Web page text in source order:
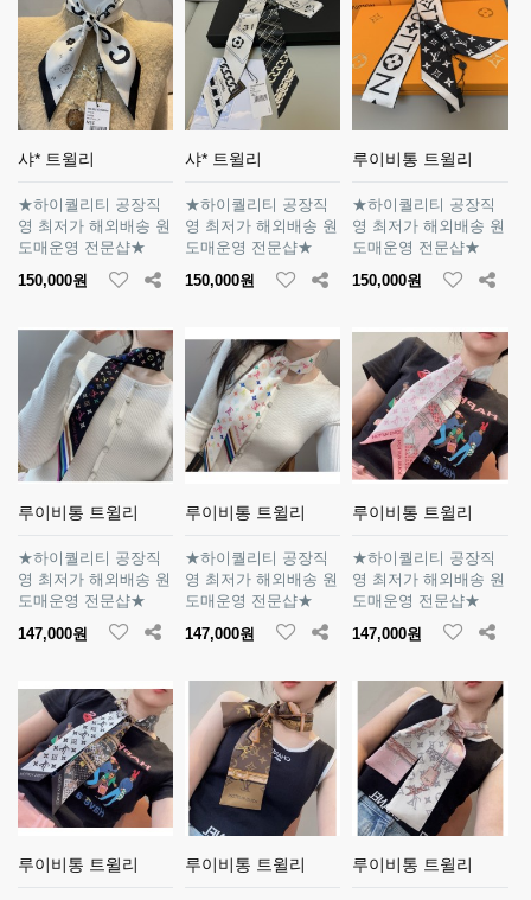
샤* 트윌리
★하이퀄리티 공장직
영 최저가 해외배송 원
도매운영 전문샵★
150,000원
샤* 트윌리
★하이퀄리티 공장직
영 최저가 해외배송 원
도매운영 전문샵★
150,000원
루이비통 트윌리
★하이퀄리티 공장직
영 최저가 해외배송 원
도매운영 전문샵★
150,000원
루이비통 트윌리
★하이퀄리티 공장직
영 최저가 해외배송 원
도매운영 전문샵★
147,000원
루이비통 트윌리
★하이퀄리티 공장직
영 최저가 해외배송 원
도매운영 전문샵★
147,000원
루이비통 트윌리
★하이퀄리티 공장직
영 최저가 해외배송 원
도매운영 전문샵★
147,000원
루이비통 트윌리 루이비통 트윌리 루이비통 트윌리